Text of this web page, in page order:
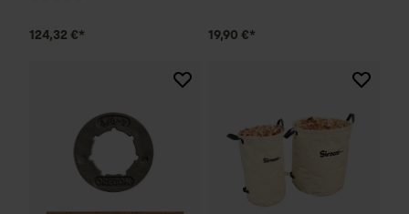
124,32 €* 19,90 €*
Mouseflow Web Analytics Tool